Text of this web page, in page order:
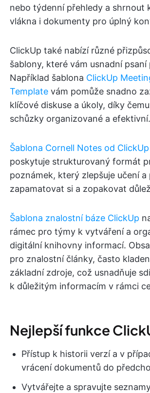
nebo týdenní přehledy a shrnout
vlákna i dokumenty pro úplný
ClickUp také nabízí různé
šablony, které vám usnadní psaní
Například šablona ClickUp
Template vám pomůže snadno
klíčové diskuse a úkoly, díky
schůzky organizované a efektivní.
Šablona Cornell Notes od ClickUp
poskytuje strukturovaný formát
poznámek, který zlepšuje učení a
zapamatovat si a zopakovat
Šablona znalostní báze ClickUp
rámec pro týmy k vytváření a
digitální knihovny informací.
pro znalostní články, často
základní zdroje, což usnadňuje
k důležitým informacím v rámci
Nejlepší funkce
Přístup k historii verzí a v
vrácení dokumentů do
Vytvářejte a spravujte